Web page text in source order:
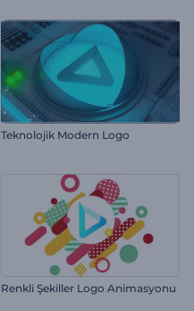
Teknolojik Modern Logo
Renkli Şekiller Logo Animasyonu